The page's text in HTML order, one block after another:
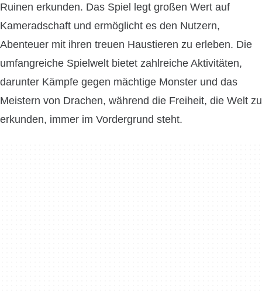
Ruinen erkunden. Das Spiel legt großen Wert auf
Kameradschaft und ermöglicht es den Nutzern,
Abenteuer mit ihren treuen Haustieren zu erleben. Die
umfangreiche Spielwelt bietet zahlreiche Aktivitäten,
darunter Kämpfe gegen mächtige Monster und das
Meistern von Drachen, während die Freiheit, die Welt zu
erkunden, immer im Vordergrund steht.